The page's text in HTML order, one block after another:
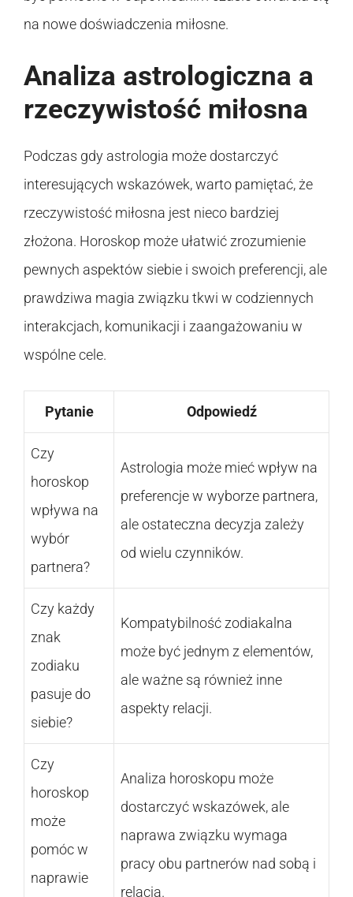
na nowe doświadczenia miłosne.
Analiza astrologiczna a
rzeczywistość miłosna
Podczas gdy astrologia może dostarczyć
interesujących wskazówek, warto pamiętać, że
rzeczywistość miłosna jest nieco bardziej
złożona. Horoskop może ułatwić zrozumienie
pewnych aspektów siebie i swoich preferencji, ale
prawdziwa magia związku tkwi w codziennych
interakcjach, komunikacji i zaangażowaniu w
wspólne cele.
Pytanie Odpowiedź
Czy
horoskop
wpływa na
wybór
partnera?
Astrologia może mieć wpływ na
preferencje w wyborze partnera,
ale ostateczna decyzja zależy
od wielu czynników.
Czy każdy
znak
zodiaku
pasuje do
siebie?
Kompatybilność zodiakalna
może być jednym z elementów,
ale ważne są również inne
aspekty relacji.
Czy
horoskop
może
pomóc w
naprawie
Analiza horoskopu może
dostarczyć wskazówek, ale
naprawa związku wymaga
pracy obu partnerów nad sobą i
relacją.